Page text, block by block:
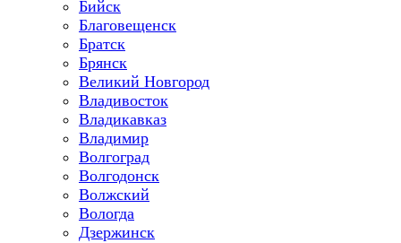
Бийск
Благовещенск
Братск
Брянск
Великий Новгород
Владивосток
Владикавказ
Владимир
Волгоград
Волгодонск
Волжский
Вологда
Дзержинск